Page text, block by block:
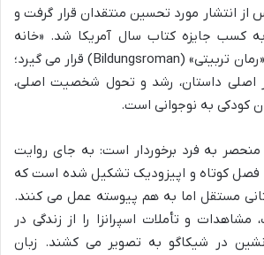
از انتشار مورد تحسین منتقدان قرار گرفت و
موفق به کسب جایزه کتاب سال آمریکا شد. «خانه
خیابان مانگو» در ژانر «رمان تربیتی» (Bildungsroman) قرار می گیرد؛
اصلی داستان، رشد و تحول شخصیت اصلی،
کودکی به نوجوانی است.
منحصر به فرد برخوردار است: به جای روایت
خطی و پیوسته، از ۴۴ فصل کوتاه و اپیزودیک تشکیل شده است که
مستقل اما به هم پیوسته عمل می کنند.
و تأملات اسپرانزا را از زندگی در
در شیکاگو به تصویر می کشند. زبان